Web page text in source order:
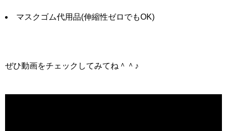
マスクゴム代用品(伸縮性ゼロでもOK)
ぜひ動画をチェックしてみてね＾＾♪